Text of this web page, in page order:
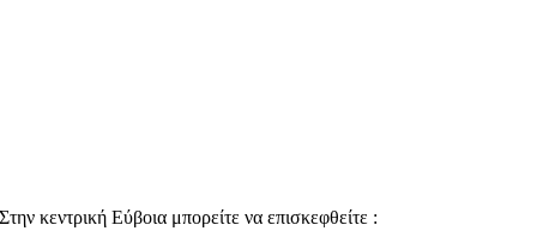
Στην κεντρική Εύβοια μπορείτε να επισκεφθείτε :